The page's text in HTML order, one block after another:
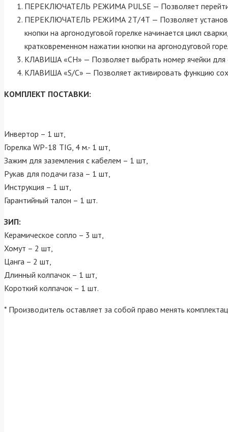
ПЕРЕКЛЮЧАТЕЛЬ РЕЖИМА PULSE — Позволяет перейти
ПЕРЕКЛЮЧАТЕЛЬ РЕЖИМА 2Т/4Т — Позволяет
кнопки на аргонодуговой горелке начинается цикл
кратковременном нажатии кнопки на аргонодуговой
КЛАВИША «CH» — Позволяет выбрать номер ячейки для
КЛАВИША «S/C» — Позволяет активировать функцию
КОМПЛЕКТ ПОСТАВКИ:
Инвертор – 1 шт,
Горелка WP-18 TIG, 4 м.- 1 шт,
Зажим для заземления с кабелем – 1 шт,
Рукав для подачи газа – 1 шт,
Инструкция – 1 шт,
Гарантийный талон – 1 шт.
ЗИП:
Керамическое сопло – 3 шт,
Хомут – 2 шт,
Цанга – 2 шт,
Длинный колпачок – 1 шт,
Короткий колпачок – 1 шт.
* Производитель оставляет за собой право менять